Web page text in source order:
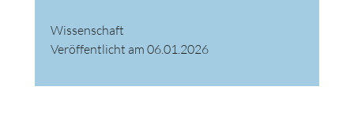
Wissenschaft
Veröffentlicht am 06.01.2026